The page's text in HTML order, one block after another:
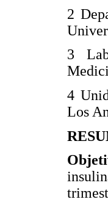
2
3
4
Los